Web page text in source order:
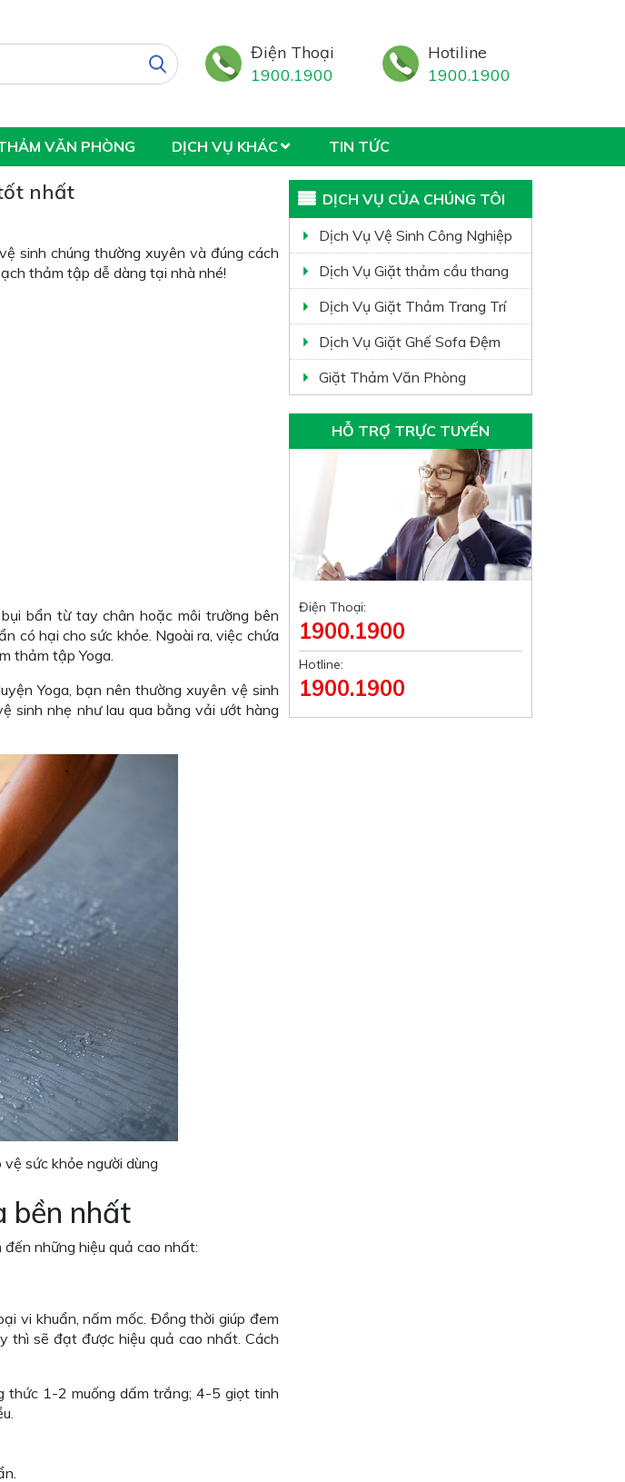
Điện Thoại
1900.1900
Hotiline
1900.1900
VĂN PHÒNG DỊCH VỤ KHÁC TIN TỨC
nhất
sinh chúng thường xuyên và đúng cách
thảm tập dễ dàng tại nhà nhé!
bẩn từ tay chân hoặc môi trường bên
có hại cho sức khỏe. Ngoài ra, việc chứa
thảm tập Yoga.
Yoga, bạn nên thường xuyên vệ sinh
sinh nhẹ như lau qua bằng vải ướt hàng
sức khỏe người dùng
bền nhất
những hiệu quả cao nhất:
vi khuẩn, nấm mốc. Đồng thời giúp đem
thì sẽ đạt được hiệu quả cao nhất. Cách
thức 1-2 muống dấm trắng; 4-5 giọt tinh
DỊCH VỤ CỦA CHÚNG TÔI
Dịch Vụ Vệ Sinh Công Nghiệp
Dịch Vụ Giặt thảm cầu thang
Dịch Vụ Giặt Thảm Trang Trí
Dịch Vụ Giặt Ghế Sofa Đệm
Giặt Thảm Văn Phòng
HỖ TRỢ TRỰC TUYẾN
Điện Thoại:
1900.1900
Hotline:
1900.1900